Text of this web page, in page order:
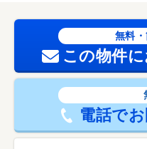
無料・
この物件
電話で